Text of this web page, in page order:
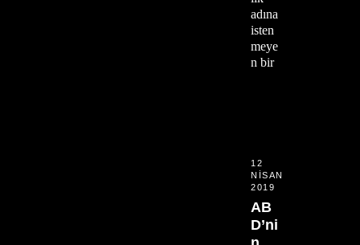
adına
isten
meye
n bir
12
NISAN
2019
AB
D’ni